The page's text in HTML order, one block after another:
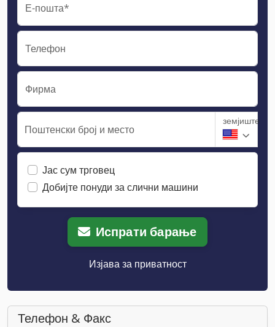
Е-пошта*
Телефон
Фирма
Поштенски број и место
земјиште
Јас сум трговец
Добијте понуди за слични машини
Испрати барање
Изјава за приватност
Телефон & Факс